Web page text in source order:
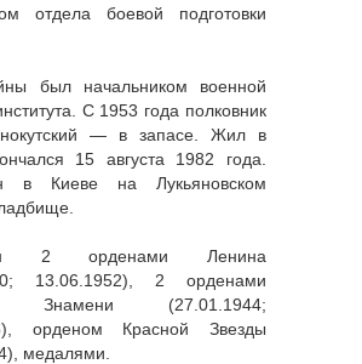
отдела боевой подготовки
был начальником военной
С 1953 года полковник
— в запасе. Жил в
15 августа 1982 года.
в Киеве на Лукьяновском
2 орденами Ленина
13.06.1952), 2 орденами
Знамени (27.01.1944;
орденом Красной Звезды
медалями.